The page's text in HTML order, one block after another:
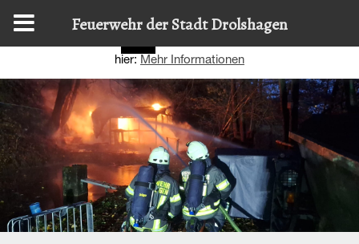
Diese Website nutzt Cookies, um bestmögliche Funktionalität
hier: Mehr Informationen
Feuerwehr der Stadt Drolshagen